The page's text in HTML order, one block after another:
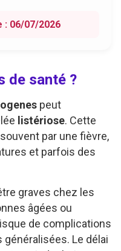
: 06/07/2026
de santé ?
peut
listériose. Cette
par une fièvre,
et parfois des
graves chez les
âgées ou
de complications
Le délai